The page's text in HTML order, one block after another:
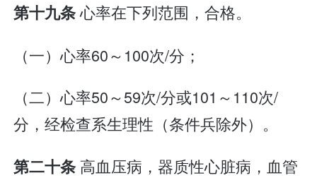
第十九条心率在下列范围，合格。
（一）心率60～100次/分；
（二）心率50～59次/分或101～110次/
分，经检查系生理性（条件兵除外）。
第二十条 高血压病，器质性心脏病，血管